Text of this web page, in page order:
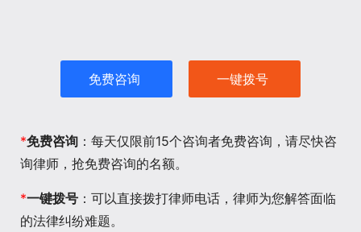
免费咨询 一键拨号
*免费咨询 ：每天仅限前15个咨询者免费咨询，请尽快咨
询律师，抢免费咨询的名额。
*一键拨号 ：可以直接拨打律师电话，律师为您解答面临
的法律纠纷难题。